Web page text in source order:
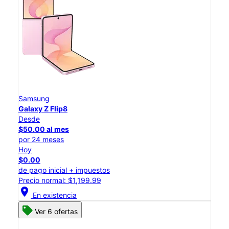
Samsung
Galaxy Z Flip8
Desde
$50.00 al mes
por 24 meses
Hoy
$0.00
de pago inicial + impuestos
Precio normal: $1,199.99
location_on En existencia
Ver 6 ofertas